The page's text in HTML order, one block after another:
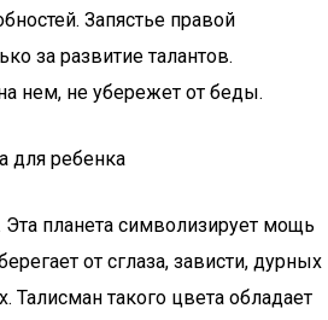
Запястье правой
за развитие талантов.
нем, не убережет от беды.
для ребенка
планета символизирует мощь
от сглаза, зависти, дурных
такого цвета обладает